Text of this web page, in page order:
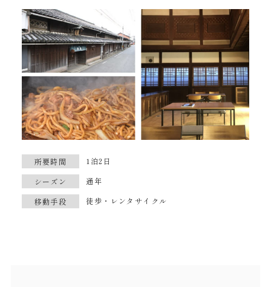
所要時間
1泊2日
シーズン
通年
移動手段
徒歩・レンタサイクル